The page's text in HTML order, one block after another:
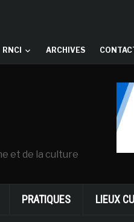
RNCI ARCHIVES
et de la culture
PRATIQUES LIEUX